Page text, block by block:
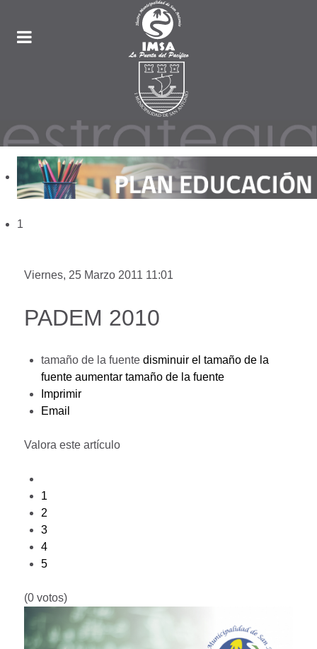
1
Viernes, 25 Marzo 2011 11:01
PADEM 2010
tamaño de la fuente disminuir el tamaño de la
fuente aumentar tamaño de la fuente
Imprimir
Email
Valora este artículo
1
2
3
4
5
(0 votos)